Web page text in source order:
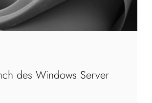
des Windows Server